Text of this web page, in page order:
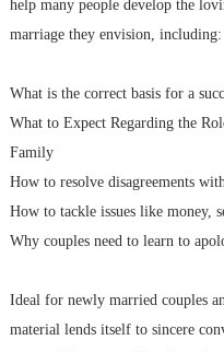
help many people develop the
marriage they envision, including:
What is the correct basis for a
What to Expect Regarding the
Family
How to resolve disagreements
How to tackle issues like money,
Why couples need to learn to
Ideal for newly married couples
material lends itself to sincere